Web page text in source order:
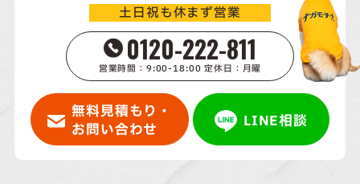
土日祝も休まず営業
0120-222-811
営業時間：9:00-18:00 定休日：月曜
無料見積もり・
お問い合わせ
LINE相談